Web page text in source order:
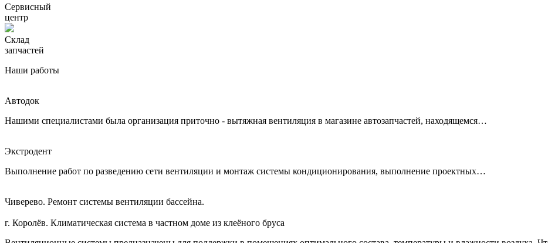
Сервисный
центр
Склад
запчастей
Наши работы
Автодок
Нашими специалистами была организация приточно - вытяжная вентиляция в магазине автозапчастей, находящемся…
Экстродент
Выполнение работ по разведению сети вентиляции и монтаж системы кондиционирования, выполнение проектных…
Чиверево. Ремонт системы вентиляции бассейна.
г. Королёв. Климатическая система в частном доме из клеёного бруса